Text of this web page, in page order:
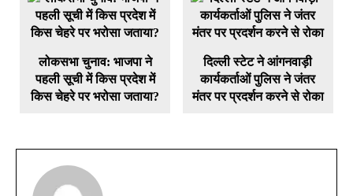
लोकसभा चुनाव: भाजपा ने
पहली सूची में किस प्रदेश में
किस चेहरे पर भरोसा जताया?
दिल्ली स्टेट ने आंगनवाड़ी
कार्यकर्ताओं पुलिस ने जंतर
मंतर पर प्रदर्शन करने से रोका